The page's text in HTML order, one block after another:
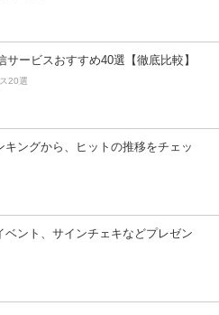
サービスおすすめ40選【徹底比較】
20選
キングから、ヒットの推移をチェッ
ベント、サインチェキなどプレゼン